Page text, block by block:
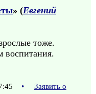
» (Евгений
тоже.
воспитания.
•
Заявить о